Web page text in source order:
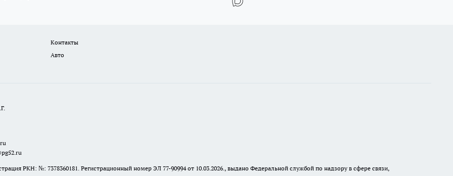
Контакты
Авто
РКН: №: 7378360181. Регистрационный номер ЭЛ 77-90994 от 10.03.2026., выдано Федеральной службой по надзору в сфере связи,